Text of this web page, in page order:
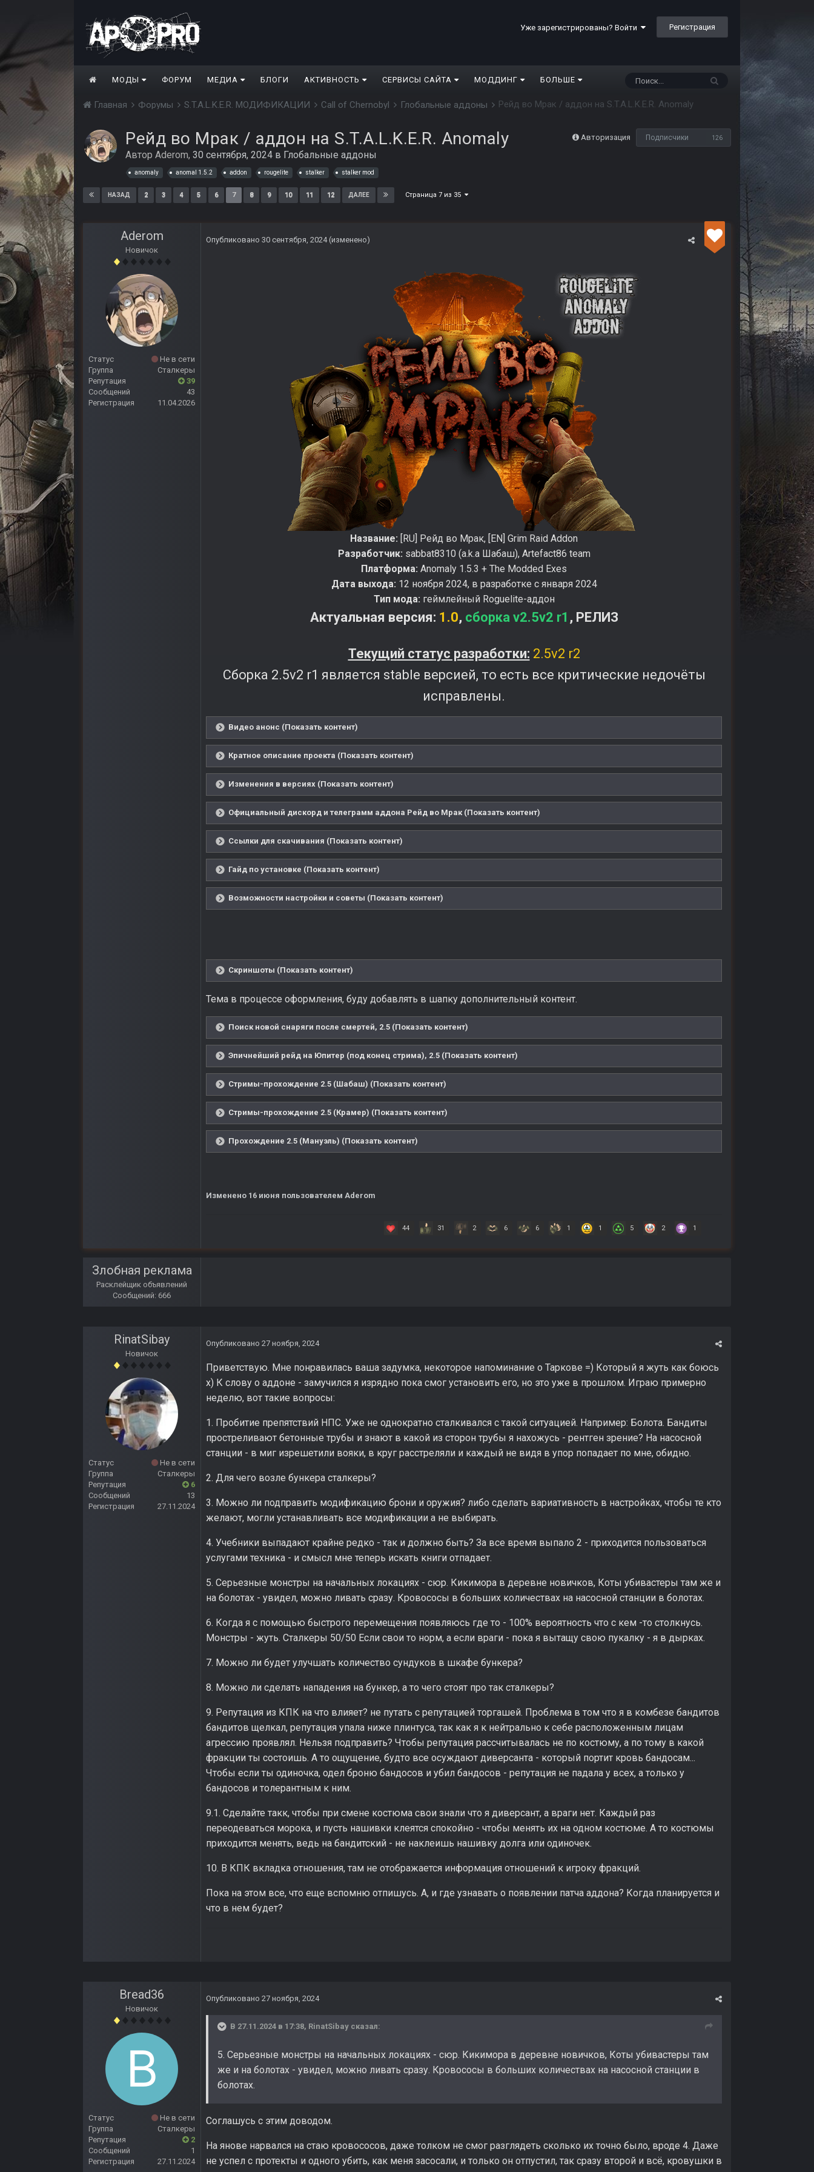
Уже зарегистрированы? Войти Регистрация
МОДЫ ФОРУМ МЕДИА БЛОГИ АКТИВНОСТЬ СЕРВИСЫ САЙТА МОДДИНГ БОЛЬШЕ
Главная Форумы S.T.A.L.K.E.R. МОДИФИКАЦИИ Call of Chernobyl Глобальные аддоны Рейд во Мрак / аддон на S.T.A.L.K.E.R. Anomaly
Авторизация Подписчики 126
Рейд во Мрак / аддон на S.T.A.L.K.E.R. Anomaly
Автор Aderom, 30 сентября, 2024 в Глобальные аддоны
anomaly anomal 1.5.2 addon rougelite stalker stalker mod
НАЗАД 2 3 4 5 6 7 8 9 10 11 12 ДАЛЕЕ Страница 7 из 35
Aderom
Новичок
Статус
Не в сети
Группа
Сталкеры
Репутация
39
Сообщений
43
Регистрация
11.04.2026
Опубликовано 30 сентября, 2024 (изменено)
Название: [RU] Рейд во Мрак, [EN] Grim Raid Addon
Разработчик: sabbat8310 (a.k.a Шабаш), Artefact86 team
Платформа: Anomaly 1.5.3 + The Modded Exes
Дата выхода: 12 ноября 2024, в разработке с января 2024
Тип мода: геймлейный Roguelite-аддон
Актуальная версия: 1.0, сборка v2.5v2 r1 , РЕЛИЗ
Текущий статус разработки: 2.5v2 r2
Сборка 2.5v2 r1 является stable версией, то есть все критические недочёты
исправлены.
Видео анонс (Показать контент)
Кратное описание проекта (Показать контент)
Изменения в версиях (Показать контент)
Официальный дискорд и телеграмм аддона Рейд во Мрак (Показать контент)
Ссылки для скачивания (Показать контент)
Гайд по установке (Показать контент)
Возможности настройки и советы (Показать контент)
Скриншоты (Показать контент)
Тема в процессе оформления, буду добавлять в шапку дополнительный контент.
Поиск новой снаряги после смертей, 2.5 (Показать контент)
Эпичнейший рейд на Юпитер (под конец стрима), 2.5 (Показать контент)
Стримы-прохождение 2.5 (Шабаш) (Показать контент)
Стримы-прохождение 2.5 (Крамер) (Показать контент)
Прохождение 2.5 (Мануэль) (Показать контент)
Изменено 16 июня пользователем Aderom
44 31 2 6 6 1 1 5 2 1
Злобная реклама
Расклейщик объявлений
Сообщений: 666
RinatSibay
Новичок
Статус
Не в сети
Группа
Сталкеры
Репутация
6
Сообщений
13
Регистрация
27.11.2024
Опубликовано 27 ноября, 2024
Приветствую. Мне понравилась ваша задумка, некоторое напоминание о Таркове =) Который я жуть как боюсь
х) К слову о аддоне - замучился я изрядно пока смог установить его, но это уже в прошлом. Играю примерно
неделю, вот такие вопросы:
1. Пробитие препятствий НПС. Уже не однократно сталкивался с такой ситуацией. Например: Болота. Бандиты
простреливают бетонные трубы и знают в какой из сторон трубы я нахожусь - рентген зрение? На насосной
станции - в миг изрешетили вояки, в круг расстреляли и каждый не видя в упор попадает по мне, обидно.
2. Для чего возле бункера сталкеры?
3. Можно ли подправить модификацию брони и оружия? либо сделать вариативность в настройках, чтобы те кто
желают, могли устанавливать все модификации а не выбирать.
4. Учебники выпадают крайне редко - так и должно быть? За все время выпало 2 - приходится пользоваться
услугами техника - и смысл мне теперь искать книги отпадает.
5. Серьезные монстры на начальных локациях - сюр. Кикимора в деревне новичков, Коты убивастеры там же и
на болотах - увидел, можно ливать сразу. Кровососы в больших количествах на насосной станции в болотах.
6. Когда я с помощью быстрого перемещения появляюсь где то - 100% вероятность что с кем -то столкнусь.
Монстры - жуть. Сталкеры 50/50 Если свои то норм, а если враги - пока я вытащу свою пукалку - я в дырках.
7. Можно ли будет улучшать количество сундуков в шкафе бункера?
8. Можно ли сделать нападения на бункер, а то чего стоят про так сталкеры?
9. Репутация из КПК на что влияет? не путать с репутацией торгашей. Проблема в том что я в комбезе бандитов
бандитов щелкал, репутация упала ниже плинтуса, так как я к нейтрально к себе расположенным лицам
агрессию проявлял. Нельзя подправить? Чтобы репутация рассчитывалась не по костюму, а по тому в какой
фракции ты состоишь. А то ощущение, будто все осуждают диверсанта - который портит кровь бандосам...
Чтобы если ты одиночка, одел броню бандосов и убил бандосов - репутация не падала у всех, а только у
бандосов и толерантным к ним.
9.1. Сделайте такк, чтобы при смене костюма свои знали что я диверсант, а враги нет. Каждый раз
переодеваться морока, и пусть нашивки клеятся спокойно - чтобы менять их на одном костюме. А то костюмы
приходится менять, ведь на бандитский - не наклеишь нашивку долга или одиночек.
10. В КПК вкладка отношения, там не отображается информация отношений к игроку фракций.
Пока на этом все, что еще вспомню отпишусь. А, и где узнавать о появлении патча аддона? Когда планируется и
что в нем будет?
Bread36
Новичок
Статус
Не в сети
Группа
Сталкеры
Репутация
2
Сообщений
1
Регистрация
27.11.2024
Опубликовано 27 ноября, 2024
В 27.11.2024 в 17:38, RinatSibay сказал:
5. Серьезные монстры на начальных локациях - сюр. Кикимора в деревне новичков, Коты убивастеры там
же и на болотах - увидел, можно ливать сразу. Кровососы в больших количествах на насосной станции в
болотах.
Соглашусь с этим доводом.
На янове нарвался на стаю кровососов, даже толком не смог разглядеть сколько их точно было, вроде 4. Даже
не успел с протекты и одного убить, как меня засосали, и только он отпустил, так сразу второй и всё, кровушки в